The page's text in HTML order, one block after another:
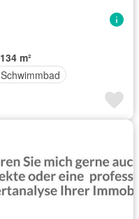
134 m²
Schwimmbad